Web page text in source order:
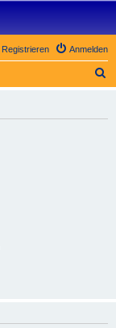
Anmelden
Registrieren